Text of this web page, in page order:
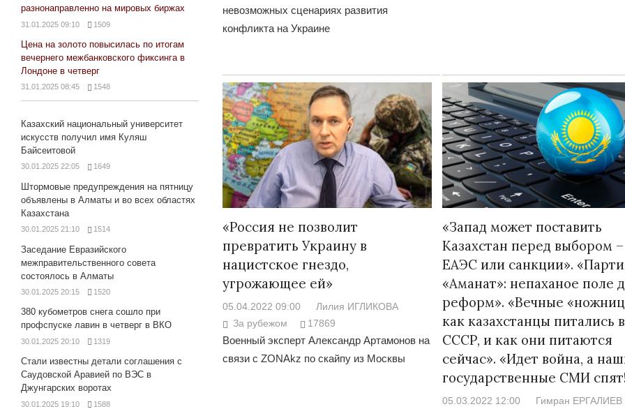
невозможных сценариях развития
конфликта на Украине
«Россия не позволит
превратить Украину в
нацистское гнездо,
угрожающее ей»
05.04.2022 09:00
Лилия ИГЛИКОВА
За рубежом
17869
Военный эксперт Александр Артамонов на
связи с ZONAkz по скайпу из Москвы
«Запад может поставить
Казахстан перед выбором –
ЕАЭС или санкции».
«Аманат»: непаханое поле
реформ». «Вечные
как казахстанцы питались в
СССР, и как они питаются
сейчас». «Идет война, а
государственные СМИ
05.03.2022 12:00
Гимран ЕРГАЛИЕВ
разнонаправленно на мировых биржах
31.01.2025 09:10 1509
Цена на золото повысилась по итогам
вечернего межбанковского фиксинга в
Лондоне в четверг
31.01.2025 08:45 1548
Казахский национальный университет
искусств получил имя Куляш
Байсеитовой
30.01.2025 22:05 1649
Штормовые предупреждения на пятницу
объявлены в Алматы и во всех областях
Казахстана
30.01.2025 21:10 1514
Заседание Евразийского
межправительственного совета
состоялось в Алматы
30.01.2025 20:15 1520
380 кубометров снега сошло при
профспуске лавин в четверг в ВКО
30.01.2025 20:10 1319
Стали известны детали соглашения с
Саудовской Аравией по ВЭС в
Джунгарских воротах
30.01.2025 19:10 1588